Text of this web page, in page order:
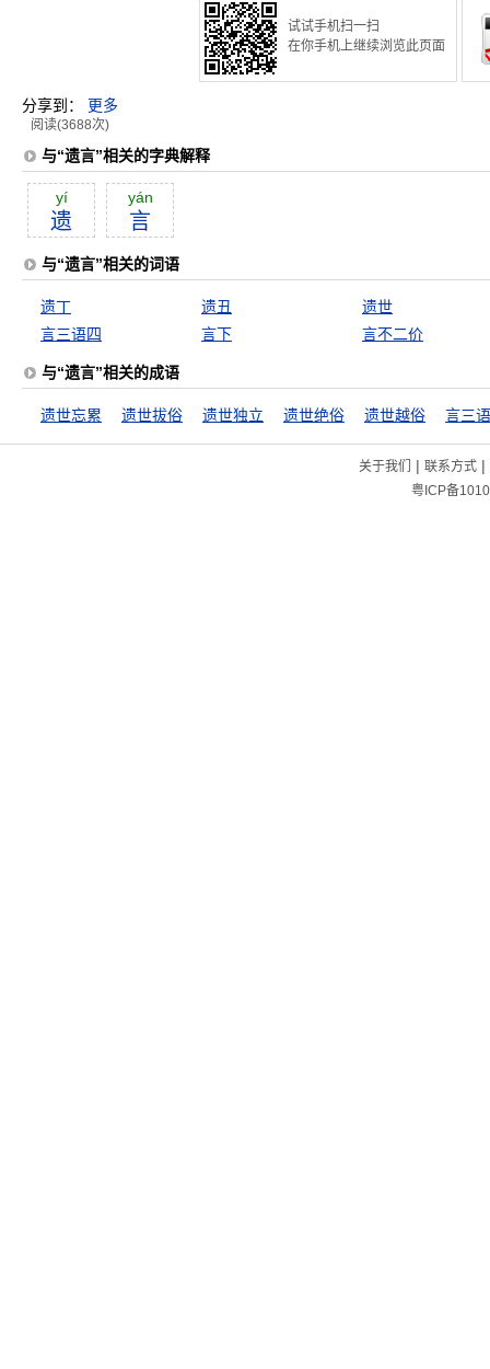
试试手机扫一扫
在你手机上继续浏览此页面
分享到： 更多
阅读(3688次)
与“遗言”相关的字典解释
yí
遗
yán
言
与“遗言”相关的词语
遗丁 遗丑
遗世
言三语四
言下 言不二价
与“遗言”相关的成语
遗世忘累 遗世拔俗 遗世独立 遗世绝俗 遗世越俗 言三
关于我们 | 联系方式|
粤ICP备